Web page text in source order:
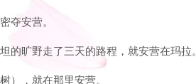
夺安营。
旷野走了三天的路程，就安营在玛拉。
），就在那里安营。